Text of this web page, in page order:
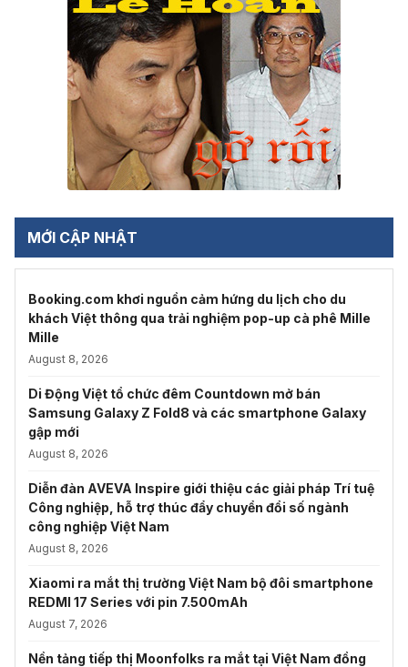
MỚI CẬP NHẬT
Booking.com khơi nguồn cảm hứng du lịch cho du
khách Việt thông qua trải nghiệm pop-up cà phê Mille
Mille
August 8, 2026
Di Động Việt tổ chức đêm Countdown mở bán
Samsung Galaxy Z Fold8 và các smartphone Galaxy
gập mới
August 8, 2026
Diễn đàn AVEVA Inspire giới thiệu các giải pháp Trí tuệ
Công nghiệp, hỗ trợ thúc đẩy chuyển đổi số ngành
công nghiệp Việt Nam
August 8, 2026
Xiaomi ra mắt thị trường Việt Nam bộ đôi smartphone
REDMI 17 Series với pin 7.500mAh
August 7, 2026
Nền tảng tiếp thị Moonfolks ra mắt tại Việt Nam đồng